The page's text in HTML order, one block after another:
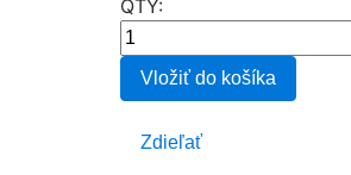
QTY:
Vložiť do košíka
Zdieľať